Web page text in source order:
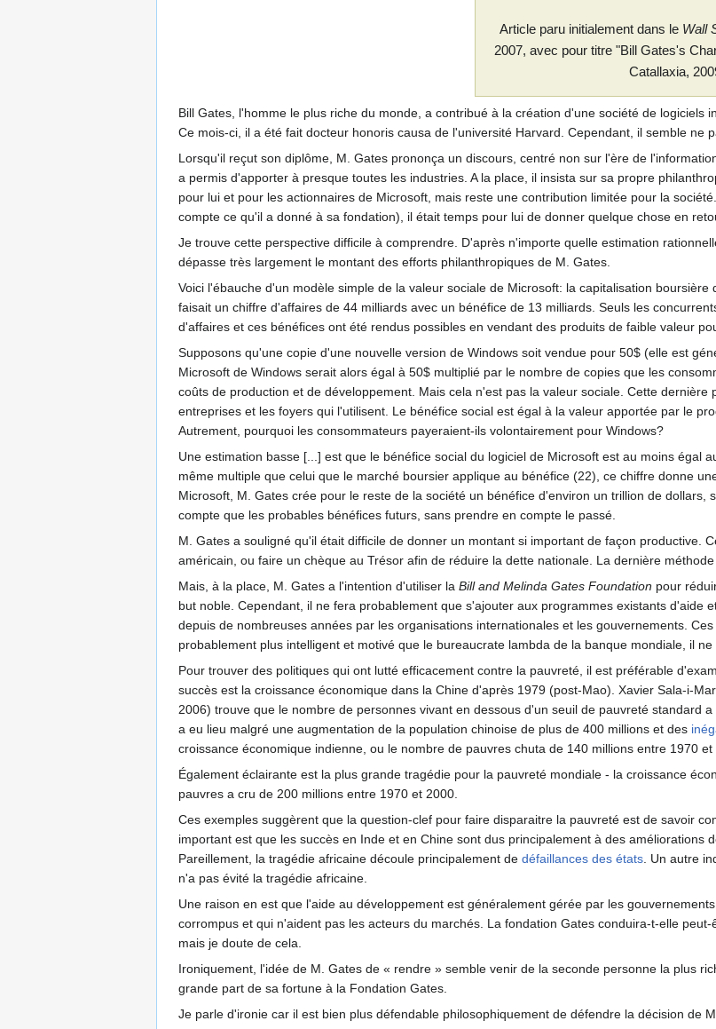
Article paru initialement dans le Wall
2007, avec pour titre "Bill Gates's
Catallaxia,
Bill Gates, l'homme le plus riche du monde, a contribué à la création d'une société de logiciels
Ce mois-ci, il a été fait docteur honoris causa de l'université Harvard. Cependant, il semble ne
Lorsqu'il reçut son diplôme, M. Gates prononça un discours, centré non sur l'ère de
a permis d'apporter à presque toutes les industries. A la place, il insista sur sa propre
pour lui et pour les actionnaires de Microsoft, mais reste une contribution limitée pour la
compte ce qu'il a donné à sa fondation), il était temps pour lui de donner quelque chose en
Je trouve cette perspective difficile à comprendre. D'après n'importe quelle estimation
dépasse très largement le montant des efforts philanthropiques de M. Gates.
Voici l'ébauche d'un modèle simple de la valeur sociale de Microsoft: la capitalisation
faisait un chiffre d'affaires de 44 milliards avec un bénéfice de 13 milliards. Seuls les
d'affaires et ces bénéfices ont été rendus possibles en vendant des produits de faible valeur
Supposons qu'une copie d'une nouvelle version de Windows soit vendue pour 50$ (elle est
Microsoft de Windows serait alors égal à 50$ multiplié par le nombre de copies que les
coûts de production et de développement. Mais cela n'est pas la valeur sociale. Cette
entreprises et les foyers qui l'utilisent. Le bénéfice social est égal à la valeur apportée par le
Autrement, pourquoi les consommateurs payeraient-ils volontairement pour Windows?
Une estimation basse [...] est que le bénéfice social du logiciel de Microsoft est au moins égal
même multiple que celui que le marché boursier applique au bénéfice (22), ce chiffre donne
Microsoft, M. Gates crée pour le reste de la société un bénéfice d'environ un trillion de
compte que les probables bénéfices futurs, sans prendre en compte le passé.
M. Gates a souligné qu'il était difficile de donner un montant si important de façon productive.
américain, ou faire un chèque au Trésor afin de réduire la dette nationale. La dernière
Mais, à la place, M. Gates a l'intention d'utiliser la Bill and Melinda Gates Foundation pour
but noble. Cependant, il ne fera probablement que s'ajouter aux programmes existants
depuis de nombreuses années par les organisations internationales et les gouvernements.
probablement plus intelligent et motivé que le bureaucrate lambda de la banque mondiale, il
Pour trouver des politiques qui ont lutté efficacement contre la pauvreté, il est préférable
succès est la croissance économique dans la Chine d'après 1979 (post-Mao). Xavier Sala-i-
2006) trouve que le nombre de personnes vivant en dessous d'un seuil de pauvreté standard
a eu lieu malgré une augmentation de la population chinoise de plus de 400 millions et des
croissance économique indienne, ou le nombre de pauvres chuta de 140 millions entre 1970 et
Également éclairante est la plus grande tragédie pour la pauvreté mondiale - la croissance
pauvres a cru de 200 millions entre 1970 et 2000.
Ces exemples suggèrent que la question-clef pour faire disparaitre la pauvreté est de savoir
important est que les succès en Inde et en Chine sont dus principalement à des
Pareillement, la tragédie africaine découle principalement de défaillances des états . Un autre
n'a pas évité la tragédie africaine.
Une raison en est que l'aide au développement est généralement gérée par les
corrompus et qui n'aident pas les acteurs du marchés. La fondation Gates conduira-t-elle
mais je doute de cela.
Ironiquement, l'idée de M. Gates de « rendre » semble venir de la seconde personne la plus
grande part de sa fortune à la Fondation Gates.
Je parle d'ironie car il est bien plus défendable philosophiquement de défendre la décision de